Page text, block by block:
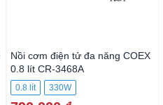
Nồi cơm điện tử đa năng COEX
0.8 lít CR-3468A
0.8 lít 330W